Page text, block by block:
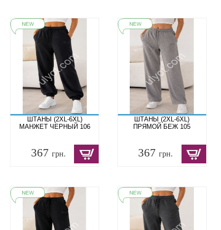
ШТАНЫ (2XL-6XL)
МАНЖЕТ ЧЕРНЫЙ 106
367 грн.
ШТАНЫ (2XL-6XL)
ПРЯМОЙ БЕЖ 105
367грн.